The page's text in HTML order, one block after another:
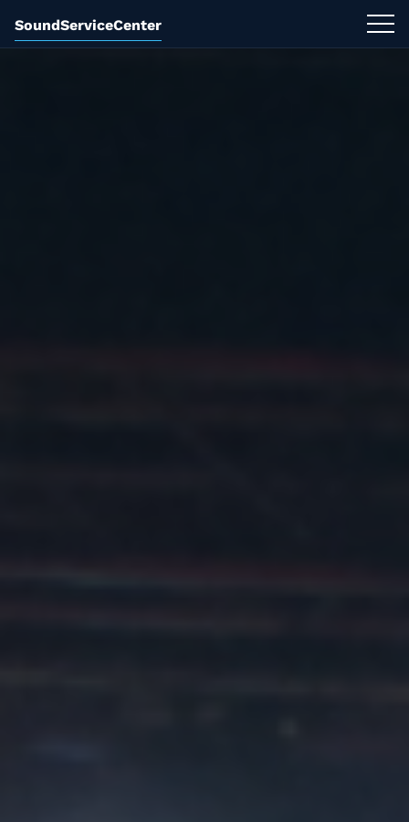
SoundServiceCenter